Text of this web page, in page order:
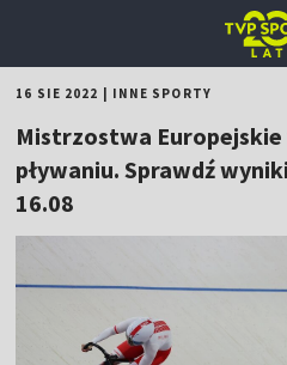
16 SIE 2022 INNE SPORTY
Mistrzostwa Europejskie
pływaniu. Sprawdź
16.08